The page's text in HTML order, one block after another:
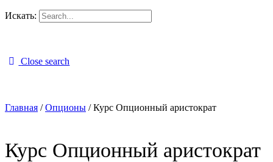
Искать:
Close search
Главная /Опционы / Курс Опционный аристократ
Курс Опционный аристократ